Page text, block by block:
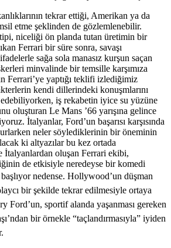
tekrar ettiği, Amerikan ya da
etme şeklinden de gözlemlenebilir.
niceliği ön planda tutan üretimin bir
Ferrari bir süre sonra, savaşı
sağa sola manasız kurşun saçan
minvalinde bir temsille karşımıza
Ferrari’ye yaptığı teklifi izlediğimiz
kendi dillerindeki konuşmlarını
edebiliyorken, iş rekabetin iyice su yüzüne
oluşturan Le Mans ’66 yarışına gelince
İtalyanlar, Ford’un başarısı karşısında
neler söylediklerinin bir öneminin
ki altyazılar bu kez ortada
oluşan Ferrari ekibi,
de etkisiyle neredeyse bir komedi
nedense. Hollywood’un düşman
bir şekilde tekrar edilmesiyle ortaya
Ford’un, sportif alanda yaşanması gereken
bir örnekle “taçlandırmasıyla” iyiden